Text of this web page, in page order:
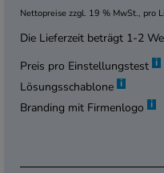
Nettopreise zzgl. 19 % MwSt., pro
Die Lieferzeit beträgt 1-2
Preis pro Einstellungstest i
Lösungsschablone i
Branding mit Firmenlogo i